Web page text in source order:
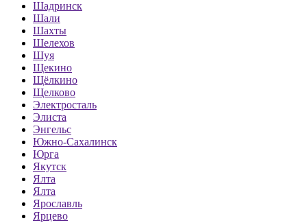
Шадринск
Шали
Шахты
Шелехов
Шуя
Щекино
Щёлкино
Щелково
Электросталь
Элиста
Энгельс
Южно-Сахалинск
Юрга
Якутск
Ялта
Ялта
Ярославль
Ярцево